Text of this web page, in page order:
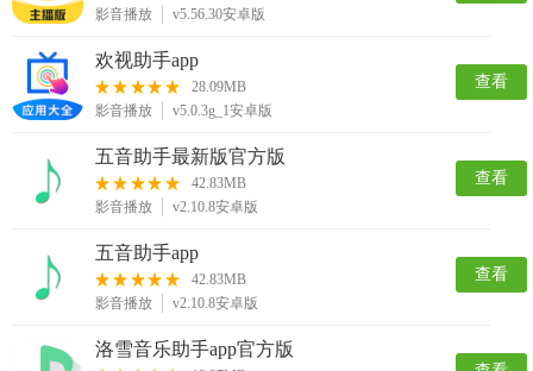
影音播放
v5.56.30安卓版
欢视助手app
28.09MB
影音播放
v5.0.3g_1安卓版
查看
五音助手最新版官方版
42.83MB
影音播放
v2.10.8安卓版
查看
五音助手app
42.83MB
影音播放
v2.10.8安卓版
查看
洛雪音乐助手app官方版